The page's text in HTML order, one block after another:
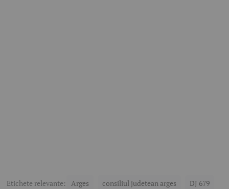
Etichete relevante: Arges consiliul judetean arges DJ 679